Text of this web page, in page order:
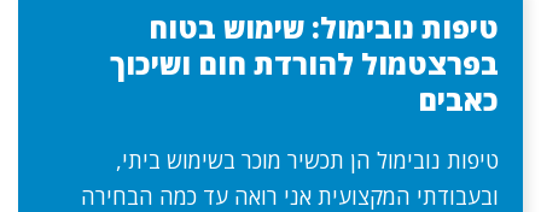
טיפות נובימול: שימוש בטוח
בפרצטמול להורדת חום ושיכוך
כאבים
טיפות נובימול הן תכשיר מוכר בשימוש ביתי,
ובעבודתי המקצועית אני רואה עד כמה הבחירה